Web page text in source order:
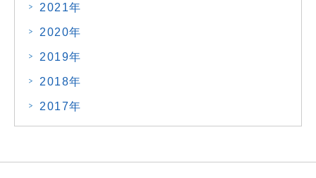
2021年
2020年
2019年
2018年
2017年